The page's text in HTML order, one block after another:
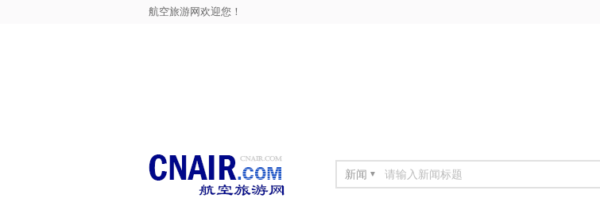
航空旅游网欢迎您！
新闻 ▼